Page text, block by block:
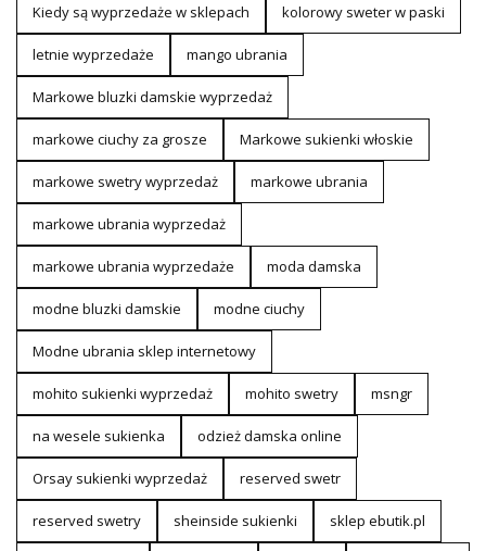
Kiedy są wyprzedaże w sklepach kolorowy sweter w paski
letnie wyprzedaże mango ubrania
Markowe bluzki damskie wyprzedaż
markowe ciuchy za grosze Markowe sukienki włoskie
markowe swetry wyprzedaż markowe ubrania
markowe ubrania wyprzedaż
markowe ubrania wyprzedaże moda damska
modne bluzki damskie modne ciuchy
Modne ubrania sklep internetowy
mohito sukienki wyprzedaż mohito swetry msngr
na wesele sukienka odzież damska online
Orsay sukienki wyprzedaż reserved swetr
reserved swetry sheinside sukienki sklep ebutik.pl